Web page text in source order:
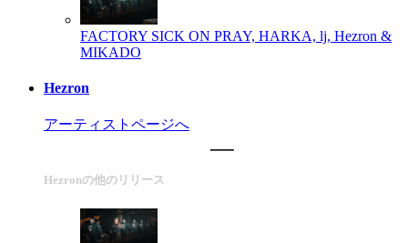
FACTORY SICK ON PRAY, HARKA, lj, Hezron &
MIKADO
Hezron
アーティストページへ
Hezronの他のリリース